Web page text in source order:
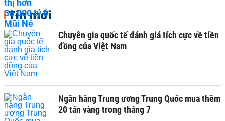
Tin mới
Chuyên gia quốc tế đánh giá tích cực về tiền
đồng của Việt Nam
Ngân hàng Trung ương Trung Quốc mua thêm
20 tấn vàng trong tháng 7